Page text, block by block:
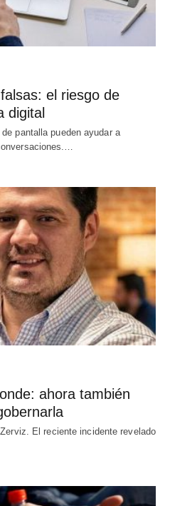
el riesgo de
digital
pantalla pueden ayudar a
ahora también
El reciente incidente revelado